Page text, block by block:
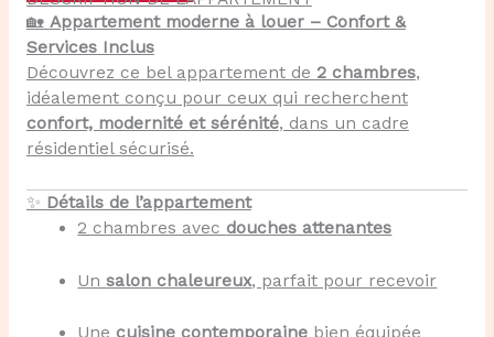
🏡 Appartement moderne à louer – Confort &
Services Inclus
Découvrez ce bel appartement de 2 chambres,
idéalement conçu pour ceux qui recherchent
confort, modernité et sérénité, dans un cadre
résidentiel sécurisé.
✨ Détails de l’appartement
2 chambres avec douches attenantes
Unsalon chaleureux, parfait pour recevoir